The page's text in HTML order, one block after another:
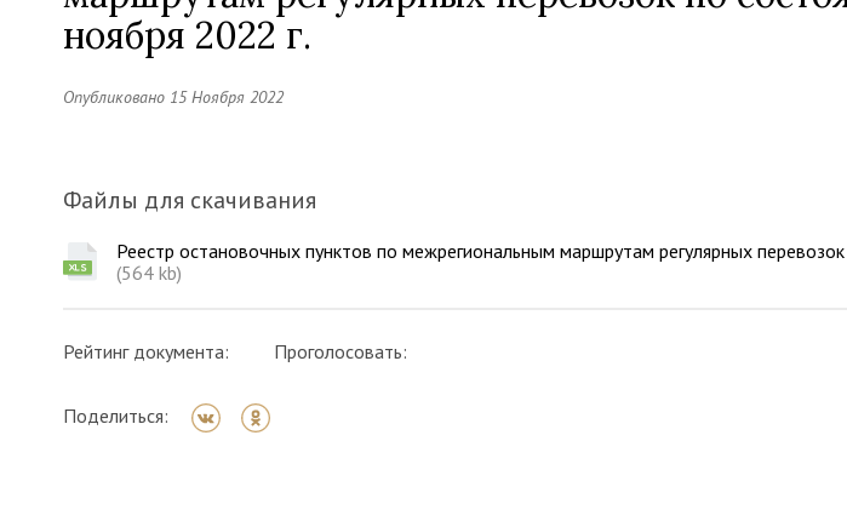
ноября 2022 г.
Опубликовано 15 Ноября 2022
Файлы для скачивания
Реестр остановочных пунктов по межрегиональным маршрутам регулярных
(564 kb)
Рейтинг документа: Проголосовать:
Поделиться: